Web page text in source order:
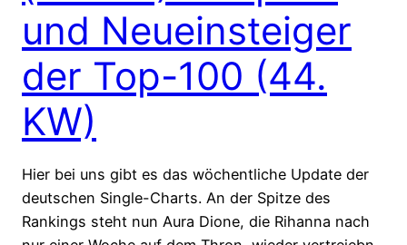
und Neueinsteiger
der Top-100 (44.
KW)
Hier bei uns gibt es das wöchentliche Update der
deutschen Single-Charts. An der Spitze des
Rankings steht nun Aura Dione, die Rihanna nach